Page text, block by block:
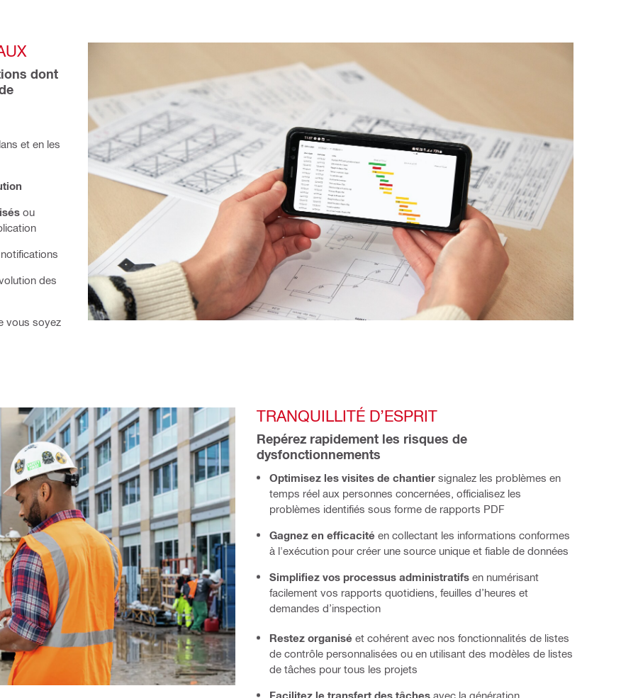
dont
et en les
ou
des
vous soyez
TRANQUILLITÉ D’ESPRIT
Repérez rapidement les risques de
dysfonctionnements
Optimisez les visites de chantier signalez les problèmes en
temps réel aux personnes concernées, officialisez les
problèmes identifiés sous forme de rapports PDF
Gagnez en efficacité en collectant les informations conformes
à l'exécution pour créer une source unique et fiable de données
Simplifiez vos processus administratifs en numérisant
facilement vos rapports quotidiens, feuilles d’heures et
demandes d’inspection
Restez organisé et cohérent avec nos fonctionnalités de listes
de contrôle personnalisées ou en utilisant des modèles de listes
de tâches pour tous les projets